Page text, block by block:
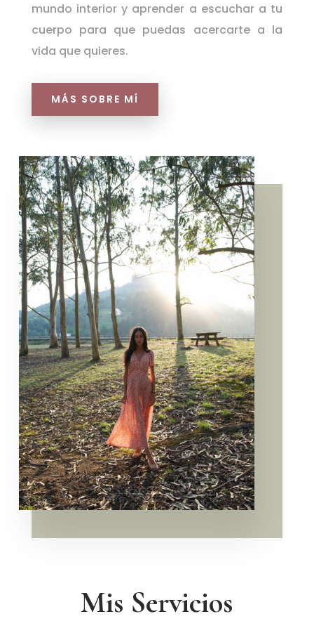
mundo interior y aprender a escuchar a tu
cuerpo para que puedas acercarte a la
vida que quieres.
MÁS SOBRE MÍ
Mis Servicios